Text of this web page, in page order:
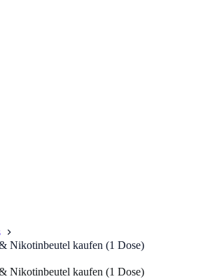
Nikotinbeutel kaufen (1 Dose)
Nikotinbeutel kaufen (1 Dose)